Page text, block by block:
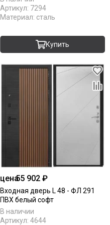
Артикул: 7294
Материал: сталь
Купить
цена55 902 ₽
Входная дверь L 48 - ФЛ 291
ПВХ белый софт
В наличии
Артикул: 4644